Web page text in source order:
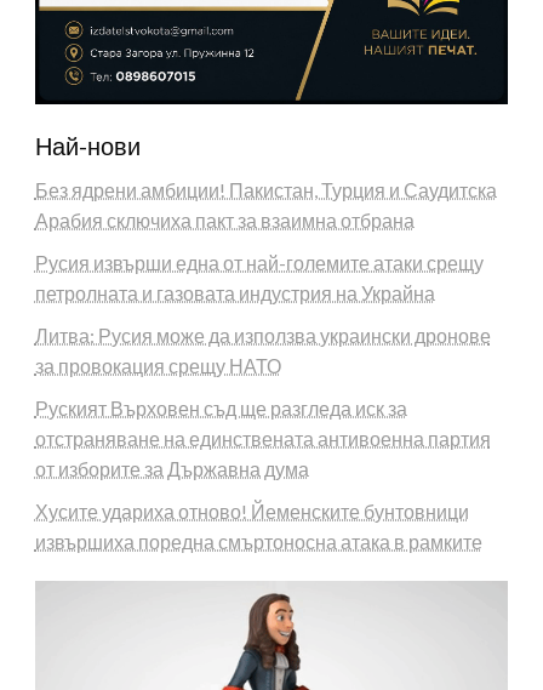
Най-нови
Без ядрени амбиции! Пакистан, Турция и Саудитска
Арабия сключиха пакт за взаимна отбрана
Русия извърши една от най-големите атаки срещу
петролната и газовата индустрия на Украйна
Литва: Русия може да използва украински дронове
за провокация срещу НАТО
Руският Върховен съд ще разгледа иск за
отстраняване на единствената антивоенна партия
от изборите за Държавна дума
Хусите удариха отново! Йеменските бунтовници
извършиха поредна смъртоносна атака в рамките